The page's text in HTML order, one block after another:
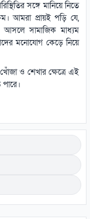
সঙ্গে মানিয়ে নিতে
আমরা প্রায়ই পড়ি যে,
আসলে সামাজিক মাধ্যম
মনোযোগ কেড়ে নিয়ে
ও শেখার ক্ষেত্রে এই